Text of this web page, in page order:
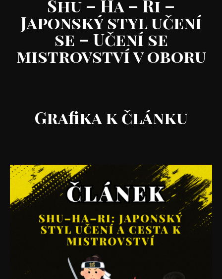
Shu – Ha – Ri –
Japonský styl učení
se – Učení se
mistrovství v oboru
Grafika k článku